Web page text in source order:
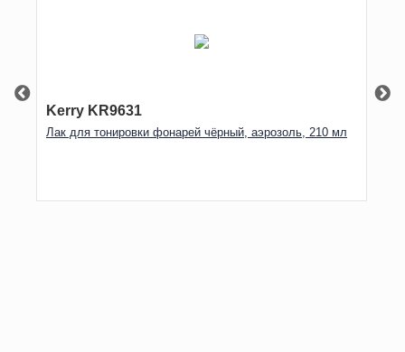
Kerry KR9631
Лак для тонировки фонарей чёрный, аэрозоль, 210 мл